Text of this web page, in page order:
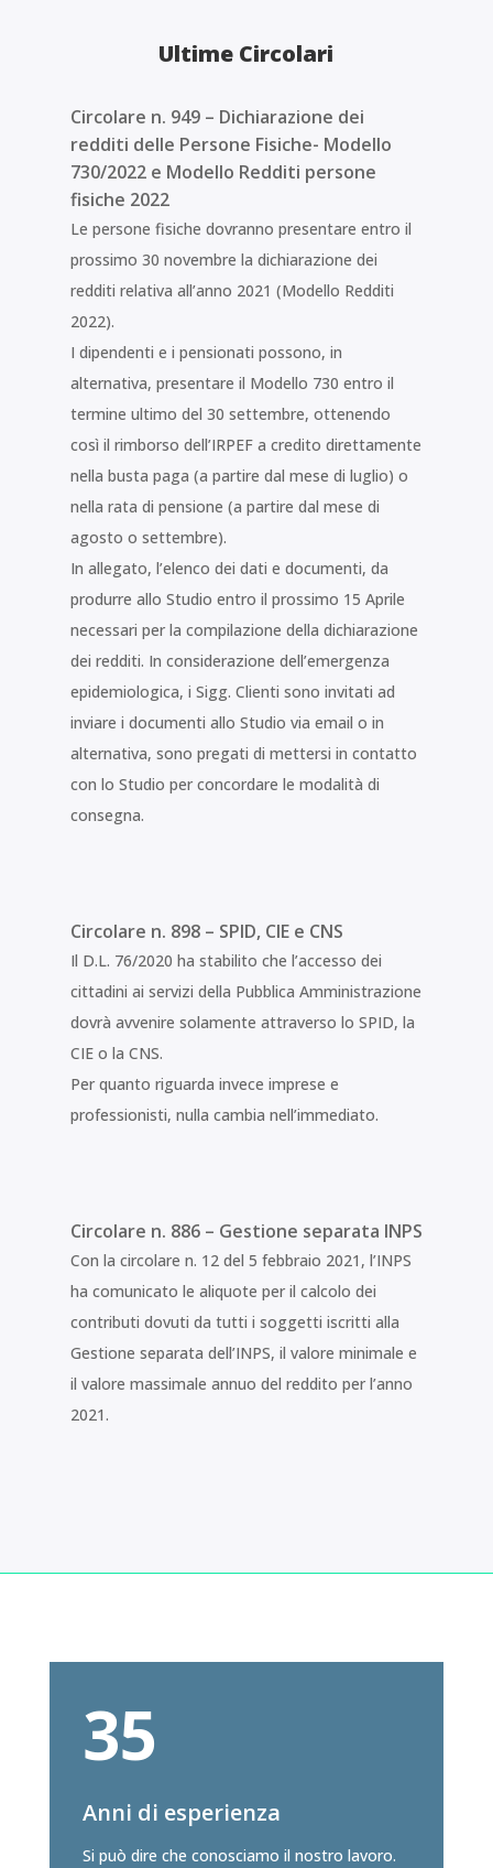
Ultime Circolari
Circolare n. 949 – Dichiarazione dei
redditi delle Persone Fisiche- Modello
730/2022 e Modello Redditi persone
fisiche 2022
Le persone fisiche dovranno presentare entro il
prossimo 30 novembre la dichiarazione dei
redditi relativa all’anno 2021 (Modello Redditi
2022).
I dipendenti e i pensionati possono, in
alternativa, presentare il Modello 730 entro il
termine ultimo del 30 settembre, ottenendo
così il rimborso dell’IRPEF a credito direttamente
nella busta paga (a partire dal mese di luglio) o
nella rata di pensione (a partire dal mese di
agosto o settembre).
In allegato, l’elenco dei dati e documenti, da
produrre allo Studio entro il prossimo 15 Aprile
necessari per la compilazione della dichiarazione
dei redditi. In considerazione dell’emergenza
epidemiologica, i Sigg. Clienti sono invitati ad
inviare i documenti allo Studio via email o in
alternativa, sono pregati di mettersi in contatto
con lo Studio per concordare le modalità di
consegna.
Circolare n. 898 – SPID, CIE e CNS
Il D.L. 76/2020 ha stabilito che l’accesso dei
cittadini ai servizi della Pubblica Amministrazione
dovrà avvenire solamente attraverso lo SPID, la
CIE o la CNS.
Per quanto riguarda invece imprese e
professionisti, nulla cambia nell’immediato.
Circolare n. 886 – Gestione separata INPS
Con la circolare n. 12 del 5 febbraio 2021, l’INPS
ha comunicato le aliquote per il calcolo dei
contributi dovuti da tutti i soggetti iscritti alla
Gestione separata dell’INPS, il valore minimale e
il valore massimale annuo del reddito per l’anno
2021.
35
Anni di esperienza
Si può dire che conosciamo il nostro lavoro.